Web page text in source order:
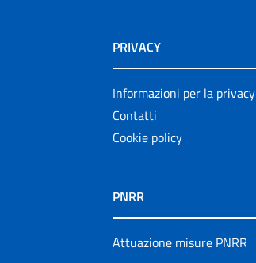
PRIVACY
Informazioni per la privacy
Contatti
Cookie policy
PNRR
Attuazione misure PNRR